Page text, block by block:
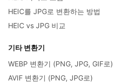
HEIC를 JPG로 변환하는 방법
HEIC vs JPG 비교
기타 변환기
WEBP 변환기 (PNG, JPG, GIF로)
AVIF 변환기 (PNG, JPG로)